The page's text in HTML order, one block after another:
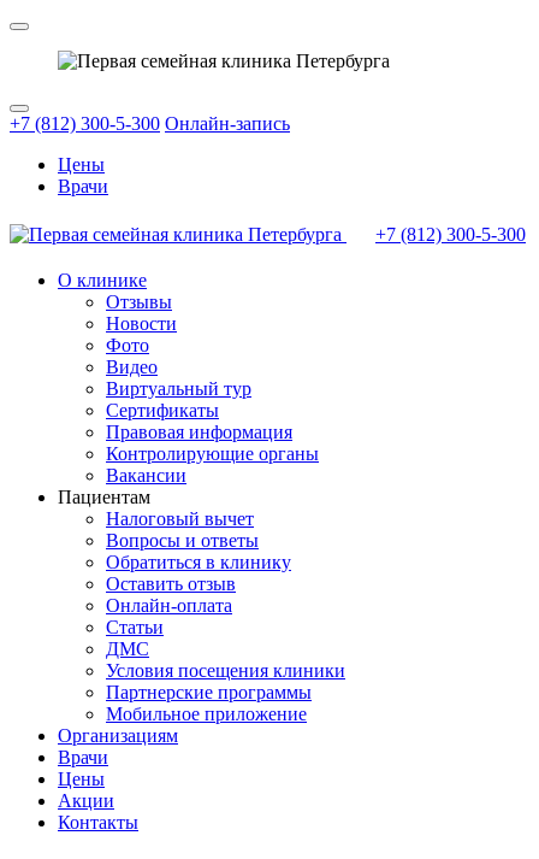
+7 (812) 300-5-300 Онлайн-запись
Цены
Врачи
+7 (812) 300-5-300
О клинике
Отзывы
Новости
Фото
Видео
Виртуальный тур
Сертификаты
Правовая информация
Контролирующие органы
Вакансии
Пациентам
Налоговый вычет
Вопросы и ответы
Обратиться в клинику
Оставить отзыв
Онлайн-оплата
Статьи
ДМС
Условия посещения клиники
Партнерские программы
Мобильное приложение
Организациям
Врачи
Цены
Акции
Контакты